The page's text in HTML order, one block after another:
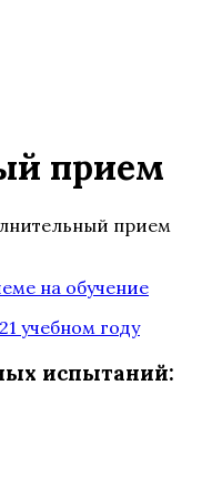
прием
прием
на обучение
учебном году
испытаний: